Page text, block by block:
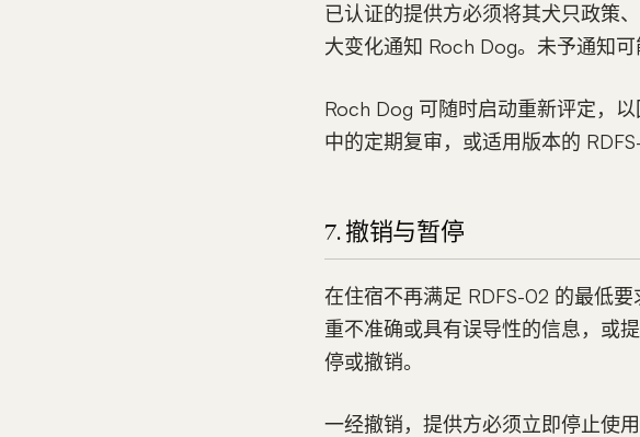
已认证的提供方必须将其犬只政策
大变化通知 Roch Dog。未予通知可
Roch Dog 可随时启动重新评定，
中的定期复审，或适用版本的
7. 撤销与暂停
在住宿不再满足 RDFS-02 的最低
重不准确或具有误导性的信息，或
停或撤销。
一经撤销，提供方必须立即停止使